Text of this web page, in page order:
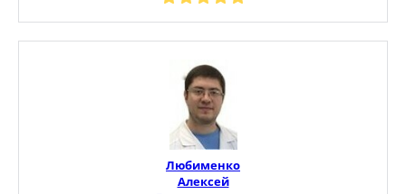
Любименко
Алексей